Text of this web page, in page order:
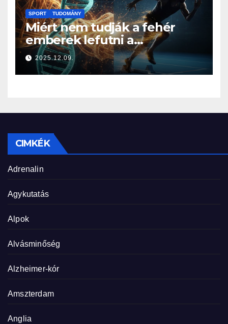
SPORT TUDOMÁNY
Miért nem tudják a fehér
emberek lefutni a
jamaicaiakat? A sprintelés
genetikája
2025.12.09.
CIMKÉK
Adrenalin
Agykutatás
Alpok
Alvásminőség
Alzheimer-kór
Amszterdam
Anglia